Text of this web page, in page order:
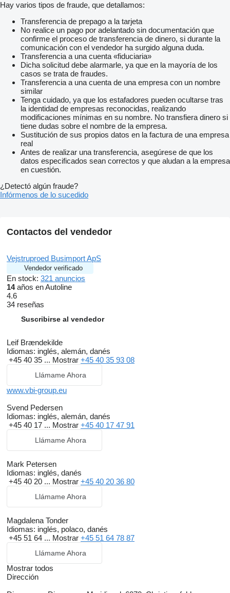
Hay varios tipos de fraude, que detallamos:
Transferencia de prepago a la tarjeta
No realice un pago por adelantado sin documentación que
confirme el proceso de transferencia de dinero, si durante la
comunicación con el vendedor ha surgido alguna duda.
Transferencia a una cuenta «fiduciaria»
Dicha solicitud debe alarmarle, ya que en la mayoría de los
casos se trata de fraudes.
Transferencia a una cuenta de una empresa con un nombre
similar
Tenga cuidado, ya que los estafadores pueden ocultarse tras
la identidad de empresas reconocidas, realizando
modificaciones mínimas en su nombre. No transfiera dinero si
tiene dudas sobre el nombre de la empresa.
Sustitución de sus propios datos en la factura de una empresa
real
Antes de realizar una transferencia, asegúrese de que los
datos especificados sean correctos y que aludan a la empresa
en cuestión.
¿Detectó algún fraude?
Infórmenos de lo sucedido
Contactos del vendedor
Vejstruproed Busimport ApS
Vendedor verificado
En stock: 321 anuncios
14años en Autoline
4.6
34 reseñas
Suscribirse al vendedor
Leif Brændekilde
Idiomas: inglés, alemán, danés
+45 40 35 ... Mostrar +45 40 35 93 08
Llámame Ahora
www.vbi-group.eu
Svend Pedersen
Idiomas: inglés, alemán, danés
+45 40 17 ... Mostrar +45 40 17 47 91
Llámame Ahora
Mark Petersen
Idiomas: inglés, danés
+45 40 20 ... Mostrar +45 40 20 36 80
Llámame Ahora
Magdalena Tonder
Idiomas: inglés, polaco, danés
+45 51 64 ... Mostrar +45 51 64 78 87
Llámame Ahora
Mostrar todos
Dirección